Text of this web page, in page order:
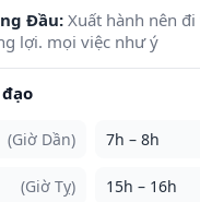
Đầu: Xuất hành nên đi
lợi. mọi việc như ý
(Giờ Dần) 7h – 8h
(Giờ Tỵ) 15h – 16h